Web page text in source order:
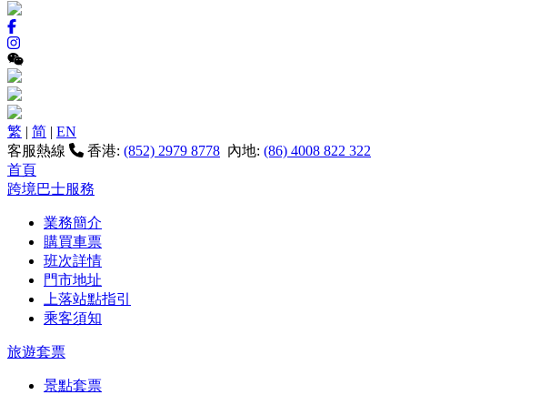
繁 | 简 | EN
客服熱線
香港: (852) 2979 8778 內地: (86) 4008 822 322
首頁
跨境巴士服務
業務簡介
購買車票
班次詳情
門市地址
上落站點指引
乘客須知
旅遊套票
景點套票